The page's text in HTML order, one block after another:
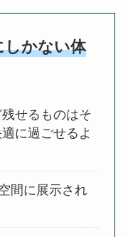
しかない体
せるものはそ
に過ごせるよ
間に展示され